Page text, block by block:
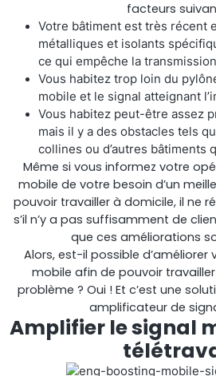
Shark
Analyseur
Sentinel
facteurs
Votre bâtiment est très récent
métalliques et isolants
ce qui empêche la
Vous habitez trop loin du
mobile et le signal atteignant
Vous habitez peut-être assez
mais il y a des obstacles tels
collines ou d’autres bâtiments
Même si vous informez votre
mobile de votre besoin d’un
pouvoir travailler à domicile, il ne
s’il n’y a pas suffisamment de
que ces améliorations
Alors, est-il possible
mobile afin de pouvoir
problème ? Oui ! Et c’est une
amplificateur de
Amplifier le signal